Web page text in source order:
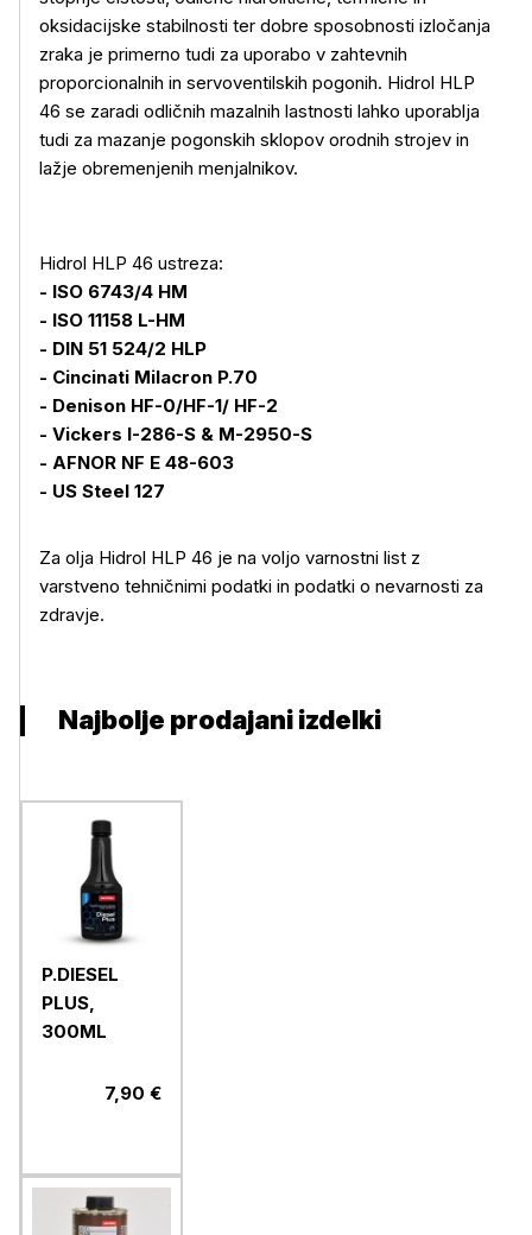
Več o izdelku
oksidacijske stabilnosti ter dobre sposobnosti izločanja
zraka je primerno tudi za uporabo v zahtevnih
proporcionalnih in servoventilskih pogonih. Hidrol HLP
46 se zaradi odličnih mazalnih lastnosti lahko uporablja
tudi za mazanje pogonskih sklopov orodnih strojev in
lažje obremenjenih menjalnikov.
Hidrol HLP 46 ustreza:
- ISO 6743/4 HM
- ISO 11158 L-HM
- DIN 51 524/2 HLP
- Cincinati Milacron P.70
- Denison HF-0/HF-1/ HF-2
- Vickers I-286-S & M-2950-S
- AFNOR NF E 48-603
- US Steel 127
Za olja Hidrol HLP 46 je na voljo varnostni list z
varstveno tehničnimi podatki in podatki o nevarnosti za
zdravje.
Najbolje prodajani izdelki
P.DIESEL
PLUS,
300ML
7,90 €